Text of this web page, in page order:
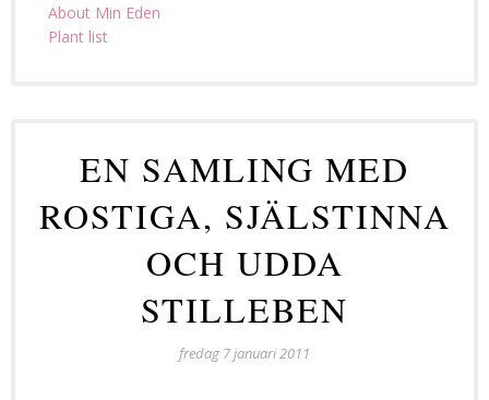
About Min Eden
Plant list
EN SAMLING MED
ROSTIGA, SJÄLSTINNA
OCH UDDA
STILLEBEN
fredag 7 januari 2011